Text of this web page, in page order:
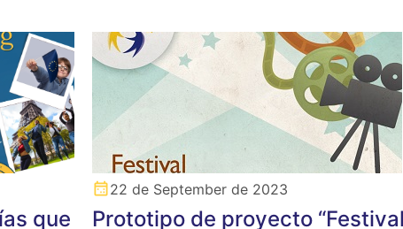
que
22 de September de 2023
Prototipo de proyecto